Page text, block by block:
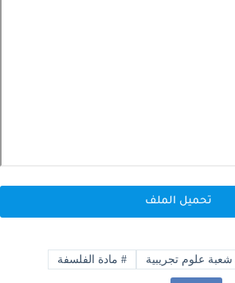
تحميل الملف
شعبة علوم تجريبية #مادة الفلسفة